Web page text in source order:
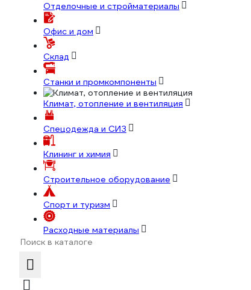
Отделочные и стройматериалы
Офис и дом
Склад
Станки и промкомпоненты
Климат, отопление и вентиляция
Спецодежда и СИЗ
Клининг и химия
Строительное оборудование
Спорт и туризм
Расходные материалы